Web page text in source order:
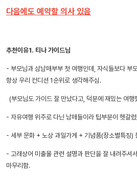
다음에도 예약할 의사 있음
추천이유1. 티나 가이드님
- 부모님과 삼남매부부 첫 여행인데, 자식들보다 부
항상 우리 컨디션 1순위로 생각해주심.
(부모님도 가이드 잘 만났다고, 덕분에 재밌는 여행
- 자유여행 위주로 다닌 남매들이라 팁부분이 헷갈
- 세부 문화 + 노상 과일가게 + 기념품(장소별특징)
- 고래상어 미출몰 관련 설명과 판단을 잘 내려주셔
마무리함.